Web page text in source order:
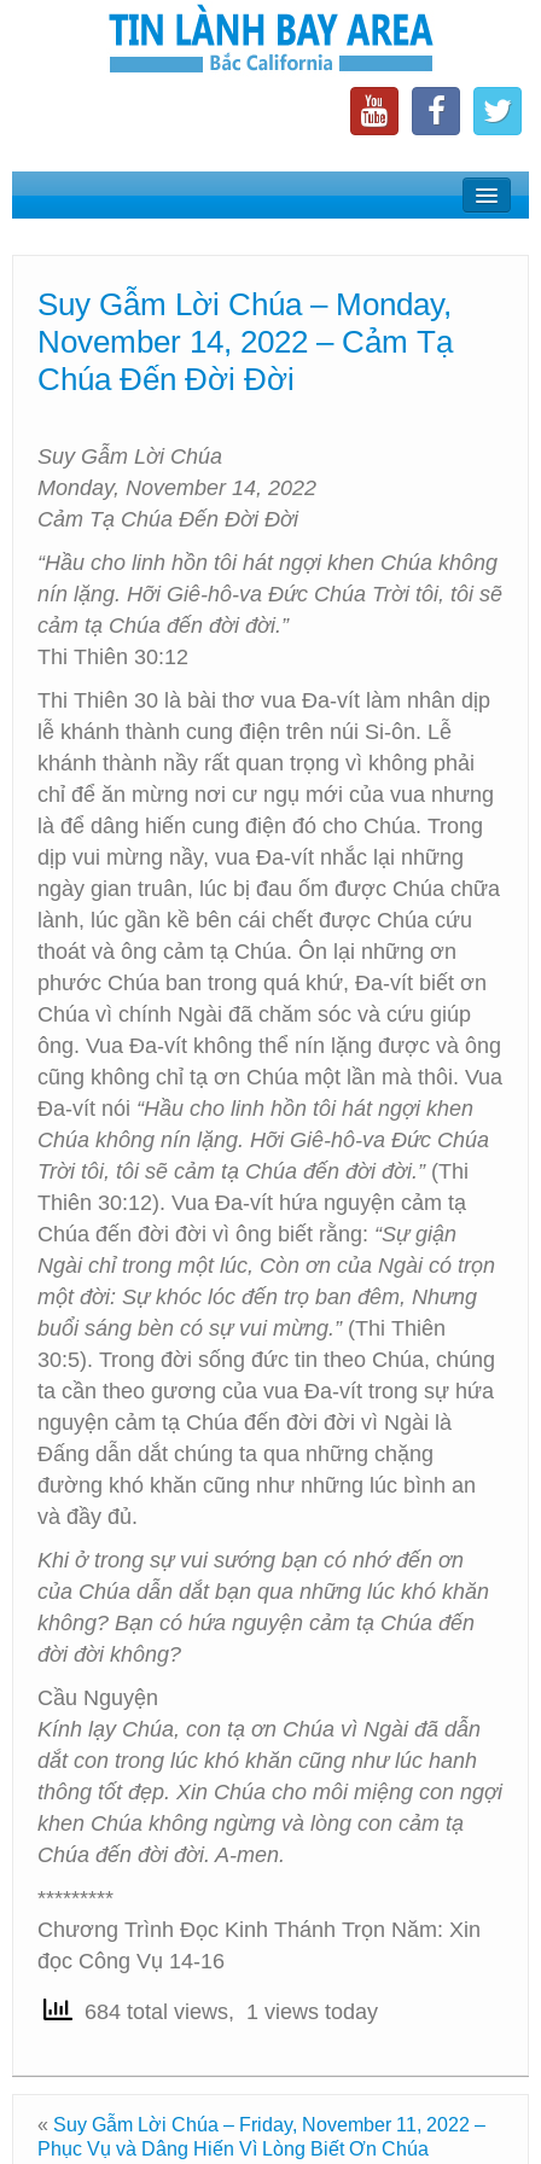
Home
Phát Thanh Tin Lành Bay Area
Các Hội Thánh Bắc California
Suy Gẫm Lời Chúa – Monday,
November 14, 2022 – Cảm Tạ
Chúa Đến Đời Đời
Suy Gẫm Lời Chúa
Monday, November 14, 2022
Cảm Tạ Chúa Đến Đời Đời
“Hầu cho linh hồn tôi hát ngợi khen Chúa không
nín lặng. Hỡi Giê-hô-va Đức Chúa Trời tôi, tôi sẽ
cảm tạ Chúa đến đời đời.”
Thi Thiên 30:12
Thi Thiên 30 là bài thơ vua Đa-vít làm nhân dịp
lễ khánh thành cung điện trên núi Si-ôn. Lễ
khánh thành nầy rất quan trọng vì không phải
chỉ để ăn mừng nơi cư ngụ mới của vua nhưng
là để dâng hiến cung điện đó cho Chúa. Trong
dịp vui mừng nầy, vua Đa-vít nhắc lại những
ngày gian truân, lúc bị đau ốm được Chúa chữa
lành, lúc gần kề bên cái chết được Chúa cứu
thoát và ông cảm tạ Chúa. Ôn lại những ơn
phước Chúa ban trong quá khứ, Đa-vít biết ơn
Chúa vì chính Ngài đã chăm sóc và cứu giúp
ông. Vua Đa-vít không thể nín lặng được và ông
cũng không chỉ tạ ơn Chúa một lần mà thôi. Vua
Đa-vít nói “Hầu cho linh hồn tôi hát ngợi khen
Chúa không nín lặng. Hỡi Giê-hô-va Đức Chúa
Trời tôi, tôi sẽ cảm tạ Chúa đến đời đời.”(Thi
Thiên 30:12). Vua Đa-vít hứa nguyện cảm tạ
Chúa đến đời đời vì ông biết rằng: “Sự giận
Ngài chỉ trong một lúc, Còn ơn của Ngài có trọn
một đời: Sự khóc lóc đến trọ ban đêm, Nhưng
buổi sáng bèn có sự vui mừng.”(Thi Thiên
30:5). Trong đời sống đức tin theo Chúa, chúng
ta cần theo gương của vua Đa-vít trong sự hứa
nguyện cảm tạ Chúa đến đời đời vì Ngài là
Đấng dẫn dắt chúng ta qua những chặng
đường khó khăn cũng như những lúc bình an
và đầy đủ.
Khi ở trong sự vui sướng bạn có nhớ đến ơn
của Chúa dẫn dắt bạn qua những lúc khó khăn
không? Bạn có hứa nguyện cảm tạ Chúa đến
đời đời không?
Cầu Nguyện
Kính lạy Chúa, con tạ ơn Chúa vì Ngài đã dẫn
dắt con trong lúc khó khăn cũng như lúc hanh
thông tốt đẹp. Xin Chúa cho môi miệng con ngợi
khen Chúa không ngừng và lòng con cảm tạ
Chúa đến đời đời. A-men.
*********
Chương Trình Đọc Kinh Thánh Trọn Năm: Xin
đọc Công Vụ 14-16
684 total views, 1 views today
« Suy Gẫm Lời Chúa – Friday, November 11, 2022 –
Phục Vụ và Dâng Hiến Vì Lòng Biết Ơn Chúa